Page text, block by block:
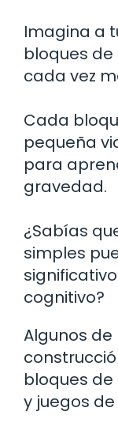
Imagina a
bloques
cada vez
Cada
pequeña
para
gravedad.
¿Sabías
simples
cognitivo?
Algunos
bloques
y juegos